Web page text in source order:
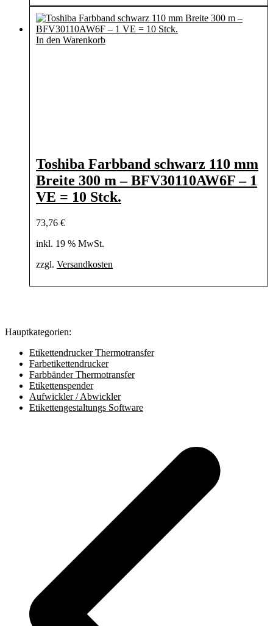
In den Warenkorb
Toshiba Farbband schwarz 110 mm
Breite 300 m – BFV30110AW6F – 1
VE = 10 Stck.
73,76 €
inkl. 19 % MwSt.
zzgl. Versandkosten
Hauptkategorien:
Etikettendrucker Thermotransfer
Farbetikettendrucker
Farbbänder Thermotransfer
Etikettenspender
Aufwickler / Abwickler
Etikettengestaltungs Software